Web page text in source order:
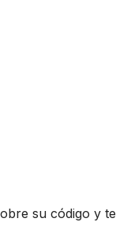
su código y te